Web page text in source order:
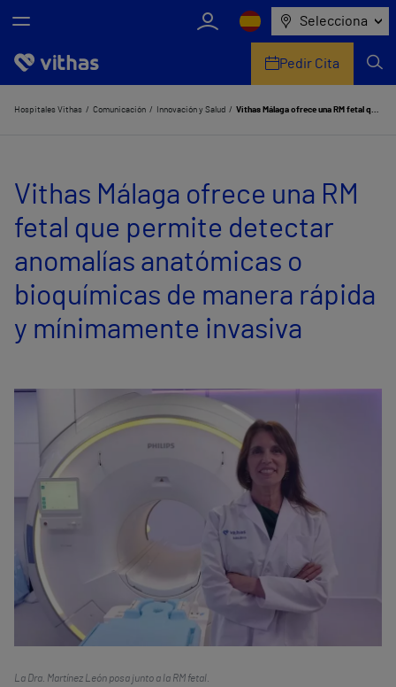
Selecciona
Nosotros
Servicios de salud
Equipo médico y asistencial
Comunicación
Pedir Cita
Hospitales Vithas Comunicación Innovación y Salud Vithas Málaga ofrece una RM fetal que permite detectar anomalías anatómicas o bioquímicas de manera rápida y mínimamente invasiva
Vithas Málaga ofrece una RM
fetal que permite detectar
anomalías anatómicas o
bioquímicas de manera rápida
y mínimamente invasiva
La Dra. Martínez León posa junto a la RM fetal.